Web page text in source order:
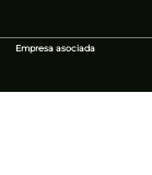
Empresa asociada